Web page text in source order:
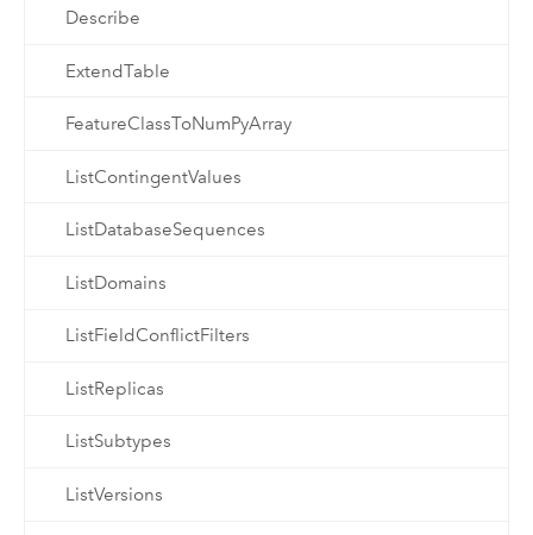
Describe
ExtendTable
FeatureClassToNumPyArray
ListContingentValues
ListDatabaseSequences
ListDomains
ListFieldConflictFilters
ListReplicas
ListSubtypes
ListVersions